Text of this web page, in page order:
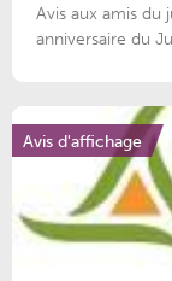
Avis aux amis du
anniversaire du
Avis d'affichage